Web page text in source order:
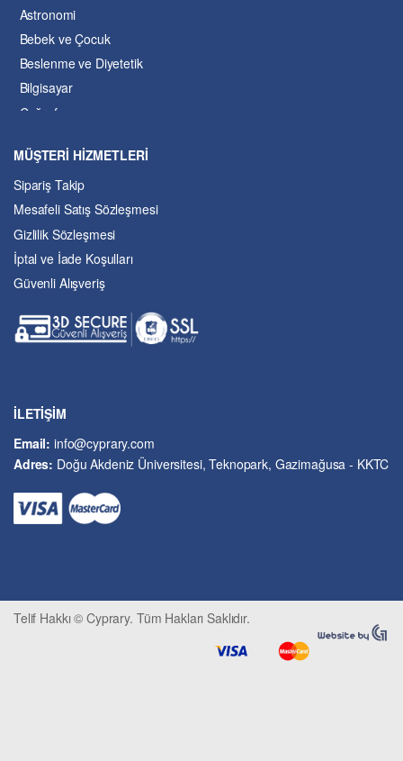
Astronomi
Bebek ve Çocuk
Beslenme ve Diyetetik
Bilgisayar
Coğrafya
Dil ve Edebiyat
Eğitim
Ekonomi ve Finans
Enerji
Felsefe
Fen Bilimleri
Güzel Sanatlar
İşletme ve Yönetim
Kriminoloji ve Güvenlik
Kütüphane-Arşiv-Müze
Matematik ve İstatistik
Psikoloji-Psikiyatri
Sivil Savunma ve Afet Yönetimi
MÜŞTERİ HİZMETLERİ
Sipariş Takip
Mesafeli Satış Sözleşmesi
Gizlilik Sözleşmesi
İptal ve İade Koşulları
Güvenli Alışveriş
İLETİŞİM
Email:info@cyprary.com
Adres: Doğu Akdeniz Üniversitesi, Teknopark, Gazimağusa - KKTC
Telif Hakkı © Cyprary. Tüm Hakları Saklıdır.